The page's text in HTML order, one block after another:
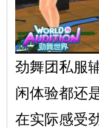
劲舞团私服
闲体验都还
在实际感受